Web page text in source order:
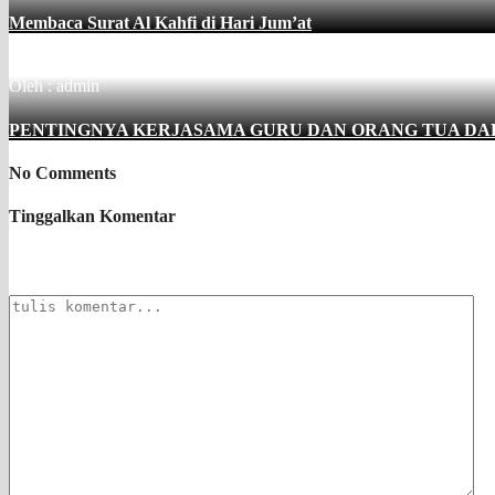
Membaca Surat Al Kahfi di Hari Jum’at
Oleh : admin
PENTINGNYA KERJASAMA GURU DAN ORANG TUA
No Comments
Tinggalkan Komentar